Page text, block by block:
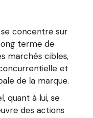
concentre sur
terme de
marchés cibles,
et
de la marque.
quant à lui, se
des actions